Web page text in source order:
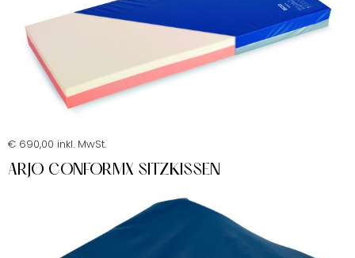
€ 690,00 inkl. MwSt.
ARJO CONFORMX SITZKISSEN